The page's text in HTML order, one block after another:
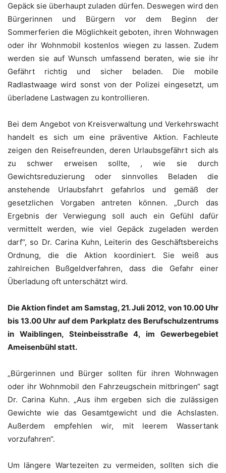
Gepäck sie überhaupt zuladen dürfen. Deswegen wird den
Bürgerinnen und Bürgern vor dem Beginn der
Sommerferien die Möglichkeit geboten, ihren Wohnwagen
oder ihr Wohnmobil kostenlos wiegen zu lassen. Zudem
werden sie auf Wunsch umfassend beraten, wie sie ihr
Gefährt richtig und sicher beladen. Die mobile
Radlastwaage wird sonst von der Polizei eingesetzt, um
überladene Lastwagen zu kontrollieren.
Bei dem Angebot von Kreisverwaltung und Verkehrswacht
handelt es sich um eine präventive Aktion. Fachleute
zeigen den Reisefreunden, deren Urlaubsgefährt sich als
zu schwer erweisen sollte, , wie sie durch
Gewichtsreduzierung oder sinnvolles Beladen die
anstehende Urlaubsfahrt gefahrlos und gemäß der
gesetzlichen Vorgaben antreten können. „Durch das
Ergebnis der Verwiegung soll auch ein Gefühl dafür
vermittelt werden, wie viel Gepäck zugeladen werden
darf“, so Dr. Carina Kuhn, Leiterin des Geschäftsbereichs
Ordnung, die die Aktion koordiniert. Sie weiß aus
zahlreichen Bußgeldverfahren, dass die Gefahr einer
Überladung oft unterschätzt wird.
Die Aktion findet am Samstag, 21. Juli 2012, von 10.00 Uhr
bis 13.00 Uhr auf dem Parkplatz des Berufschulzentrums
in Waiblingen, Steinbeisstraße 4, im Gewerbegebiet
Ameisenbühl statt.
„Bürgerinnen und Bürger sollten für ihren Wohnwagen
oder ihr Wohnmobil den Fahrzeugschein mitbringen“ sagt
Dr. Carina Kuhn. „Aus ihm ergeben sich die zulässigen
Gewichte wie das Gesamtgewicht und die Achslasten.
Außerdem empfehlen wir, mit leerem Wassertank
vorzufahren“.
Um längere Wartezeiten zu vermeiden, sollten sich die